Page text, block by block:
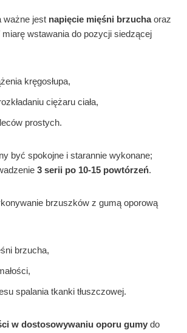
ważne jest napięcie mięśni brzuchaoraz
miarę wstawania do pozycji siedzącej
kręgosłupa,
ciężaru ciała,
prostych.
być spokojne i starannie wykonane;
3 serii po 10-15 powtórzeń.
brzuszków z gumą oporową
brzucha,
spalania tkanki tłuszczowej.
w dostosowywaniu oporu gumy do